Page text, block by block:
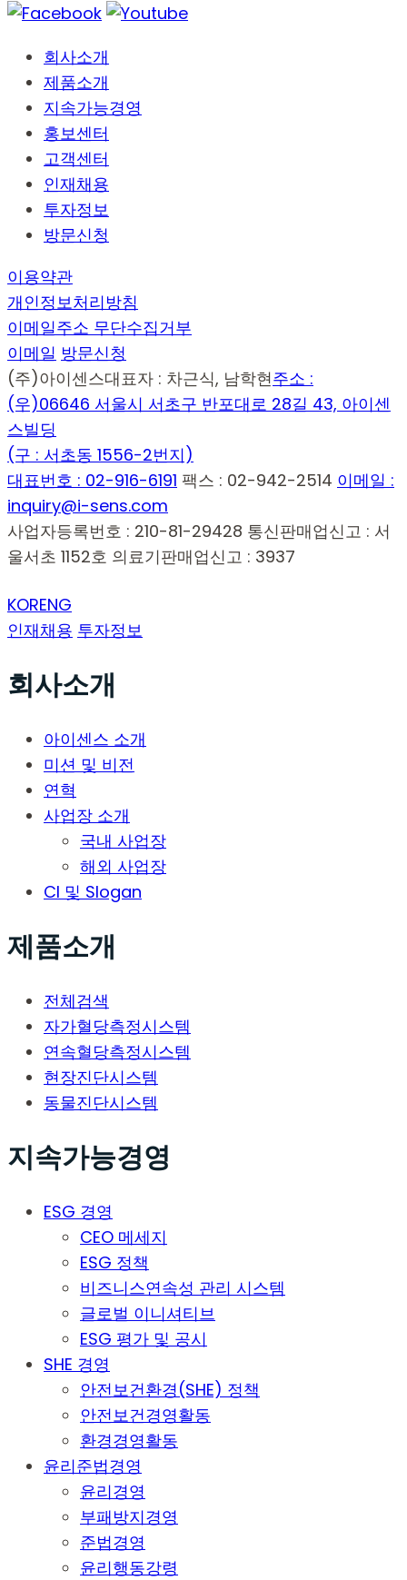
회사소개
제품소개
지속가능경영
홍보센터
고객센터
인재채용
투자정보
방문신청
이용약관
개인정보처리방침
이메일주소 무단수집거부
이메일 방문신청
(주)아이센스대표자 : 차근식, 남학현주소 :
(우)06646 서울시 서초구 반포대로 28길 43, 아이센
스빌딩
(구 : 서초동 1556-2번지)
대표번호 : 02-916-6191 팩스 : 02-942-2514 이메일 :
inquiry@i-sens.com
사업자등록번호 : 210-81-29428 통신판매업신고 : 서
울서초 1152호 의료기판매업신고 : 3937
KORENG
인재채용 투자정보
회사소개
아이센스 소개
미션 및 비전
연혁
사업장 소개
국내 사업장
해외 사업장
CI 및 Slogan
제품소개
전체검색
자가혈당측정시스템
연속혈당측정시스템
현장진단시스템
동물진단시스템
지속가능경영
ESG 경영
CEO 메세지
ESG 정책
비즈니스연속성 관리 시스템
글로벌 이니셔티브
ESG 평가 및 공시
SHE 경영
안전보건환경(SHE) 정책
안전보건경영활동
환경경영활동
윤리준법경영
윤리경영
부패방지경영
준법경영
윤리행동강령